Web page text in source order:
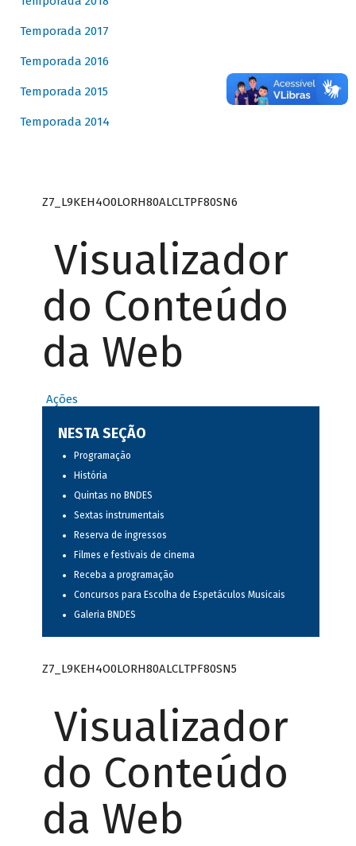
Temporada 2017
Temporada 2016
Temporada 2015
Temporada 2014
Z7_L9KEH4O0LORH80ALCLTPF80SN6
Visualizador
do Conteúdo
da Web
Ações
NESTA SEÇÃO
Programação
História
Quintas no BNDES
Sextas instrumentais
Reserva de ingressos
Filmes e festivais de cinema
Receba a programação
Concursos para Escolha de Espetáculos Musicais
Galeria BNDES
Z7_L9KEH4O0LORH80ALCLTPF80SN5
Visualizador
do Conteúdo
da Web